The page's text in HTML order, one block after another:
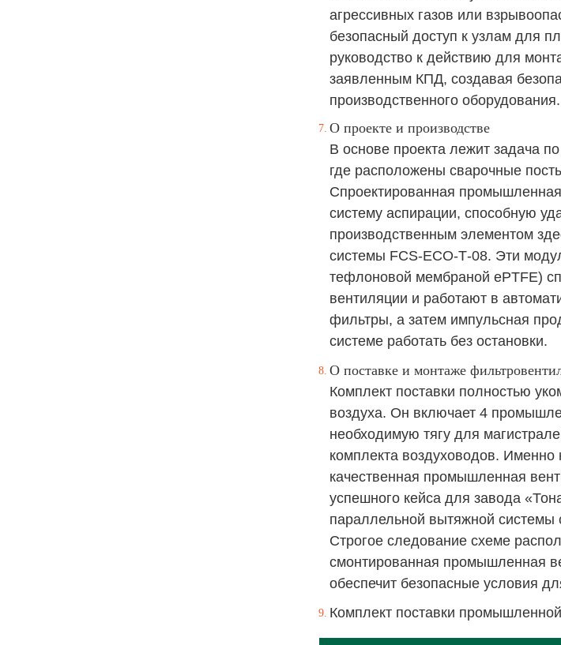
агрессивных газов или
безопасный доступ к узлам для
руководство к действию для
заявленным КПД, создавая
производственного оборудования.
О проекте и производстве
В основе проекта лежит задача
где расположены сварочные
Спроектированная
систему аспирации, способную
производственным элементом
системы FCS-ECO-Т-08. Эти
тефлоновой мембраной ePTFE)
вентиляции и работают в
фильтры, а затем импульсная
системе работать без остановки.
О поставке и монтаже
Комплект поставки полностью
воздуха. Он включает 4
необходимую тягу для
комплекта воздуховодов. Именно
качественная промышленная
успешного кейса для завода
параллельной вытяжной системы
Строгое следование схеме
смонтированная промышленная
обеспечит безопасные условия
Комплект поставки